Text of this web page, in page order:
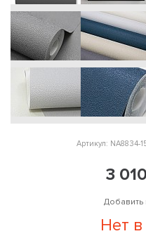
Артикул: NA8834-
3
Добавить
Нет